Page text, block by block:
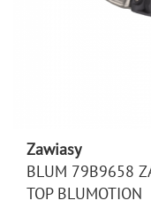
Zawiasy
BLUM 79B9658
TOP BLUMOTION